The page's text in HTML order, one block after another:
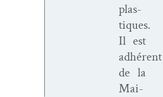
plas­
tiques.
Il est
adhérent
de la
Mai­